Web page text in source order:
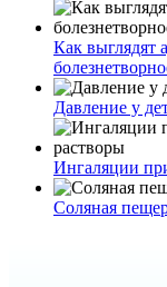
Как выглядят
Давление у
Ингаляции
Соляная